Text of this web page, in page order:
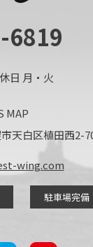
6819
日 月・火
MAP
天白区植田西2-
wing.com
駐車場完備